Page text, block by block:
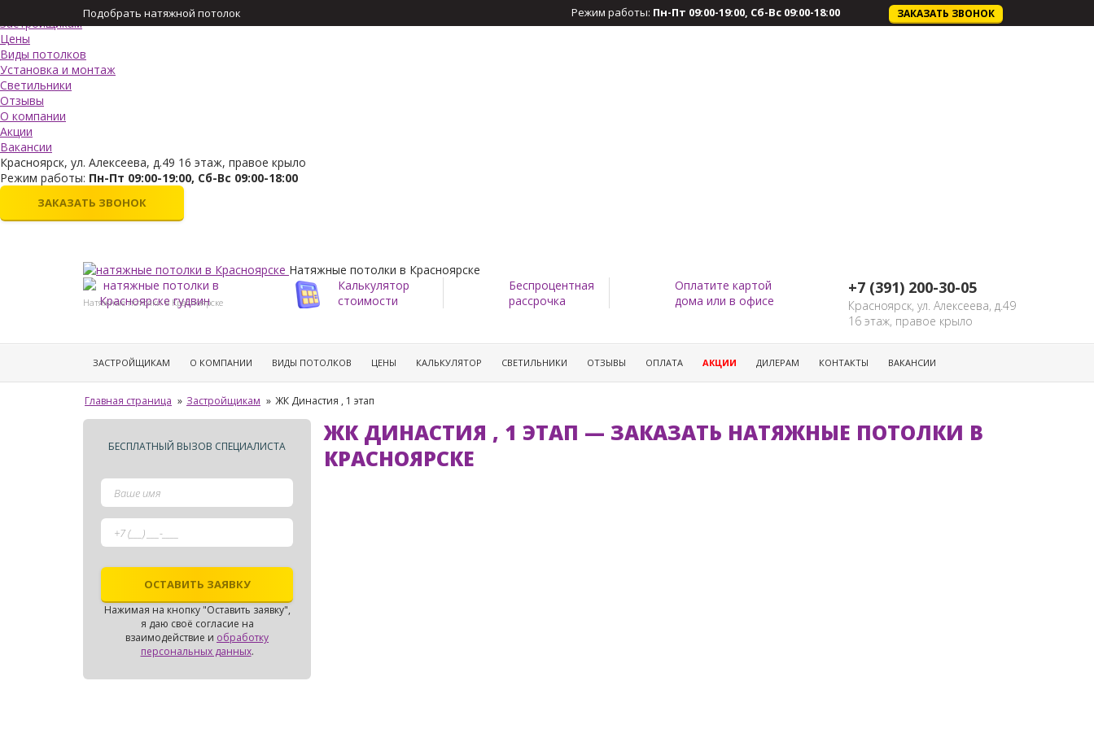
Застройщикам
Цены
Виды потолков
Установка и монтаж
Светильники
Отзывы
О компании
Акции
Вакансии
Красноярск, ул. Алексеева, д.49 16 этаж, правое крыло
Режим работы: Пн-Пт 09:00-19:00, Сб-Вс 09:00-18:00
ЗАКАЗАТЬ ЗВОНОК
Подобрать натяжной потолок ЗАКАЗАТЬ ЗВОНОК
Режим работы: Пн-Пт 09:00-19:00, Сб-Вс 09:00-18:00
Натяжные потолки в Красноярске
Натяжные потолки в Красноярске
Калькулятор
стоимости
Беспроцентная
рассрочка
Оплатите картой
дома или в офисе
+7 (391) 200-30-05
Красноярск, ул. Алексеева, д.49
16 этаж, правое крыло
ЗАСТРОЙЩИКАМ О КОМПАНИИ ВИДЫ ПОТОЛКОВ ЦЕНЫ КАЛЬКУЛЯТОР СВЕТИЛЬНИКИ ОТЗЫВЫ ОПЛАТА АКЦИИ ДИЛЕРАМ КОНТАКТЫ ВАКАНСИИ
Главная страница » Застройщикам » ЖК Династия , 1 этап
БЕСПЛАТНЫЙ ВЫЗОВ СПЕЦИАЛИСТА
Нажимая на кнопку "Оставить заявку",
я даю своё согласие на
взаимодействие и обработку
персональных данных.
ЖК ДИНАСТИЯ , 1 ЭТАП — ЗАКАЗАТЬ НАТЯЖНЫЕ ПОТОЛКИ В
КРАСНОЯРСКЕ